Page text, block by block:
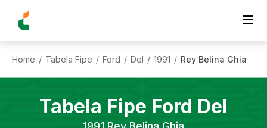
Home / Tabela Fipe / Ford / Del / 1991 / Rey Belina Ghia
Tabela Fipe Ford Del